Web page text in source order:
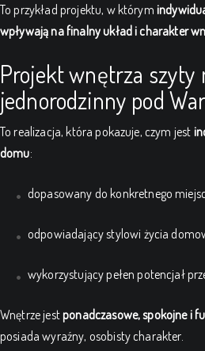
To przykład projektu, w którym
wpływają na finalny układ i charakter
Projekt wnętrza szyty
jednorodzinny pod
To realizacja, która pokazuje, czym jest
domu:
dopasowany do konkretnego
odpowiadający stylowi życia
wykorzystujący pełen potencjał
Wnętrze jestponadczasowe, spokojne i
posiada wyraźny, osobisty charakter.